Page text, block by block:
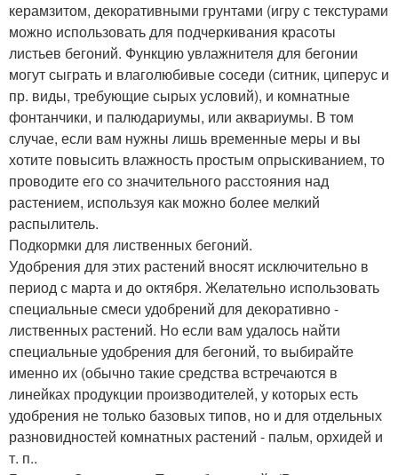
керамзитом, декоративными грунтами (игру с текстурами
можно использовать для подчеркивания красоты
листьев бегоний. Функцию увлажнителя для бегонии
могут сыграть и влаголюбивые соседи (ситник, циперус и
пр. виды, требующие сырых условий), и комнатные
фонтанчики, и палюдариумы, или аквариумы. В том
случае, если вам нужны лишь временные меры и вы
хотите повысить влажность простым опрыскиванием, то
проводите его со значительного расстояния над
растением, используя как можно более мелкий
распылитель.
Подкормки для лиственных бегоний.
Удобрения для этих растений вносят исключительно в
период с марта и до октября. Желательно использовать
специальные смеси удобрений для декоративно -
лиственных растений. Но если вам удалось найти
специальные удобрения для бегоний, то выбирайте
именно их (обычно такие средства встречаются в
линейках продукции производителей, у которых есть
удобрения не только базовых типов, но и для отдельных
разновидностей комнатных растений - пальм, орхидей и
т. п..